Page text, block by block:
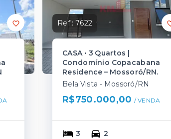
Ref.:7622
CASA • 3 Quartos |
Condomínio Copacabana
Residence – Mossoró/RN.
Bela Vista - Mossoró/RN
R$750.000,00 / VENDA
3
2